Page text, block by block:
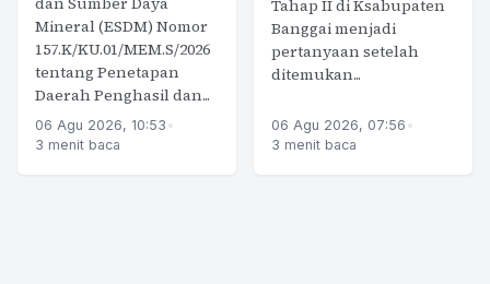
Mineral (ESDM) Nomor
157.K/KU.01/MEM.S/2026
tentang Penetapan
Daerah Penghasil dan...
06 Agu 2026, 10:53 •
3 menit baca
Tahap II di Ksabupaten
Banggai menjadi
pertanyaan setelah
ditemukan...
06 Agu 2026, 07:56 •
3 menit baca